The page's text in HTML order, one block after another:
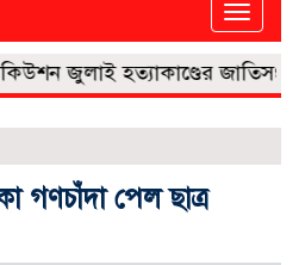
Toggle
জুলাই হত্যাকাণ্ডের
গণচাঁদা পেল ছাত্র